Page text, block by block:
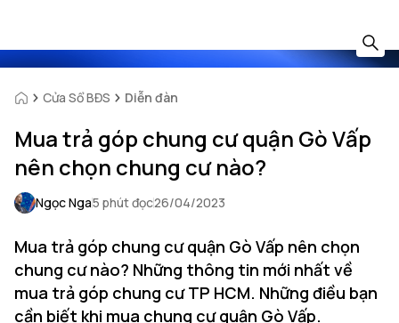
Cửa Sổ BĐS Diễn đàn
Mua trả góp chung cư quận Gò Vấp
nên chọn chung cư nào?
Ngọc Nga5 phút đọc26/04/2023
Mua trả góp chung cư quận Gò Vấp nên chọn
chung cư nào? Những thông tin mới nhất về
mua trả góp chung cư TP HCM. Những điều bạn
cần biết khi mua chung cư quận Gò Vấp.